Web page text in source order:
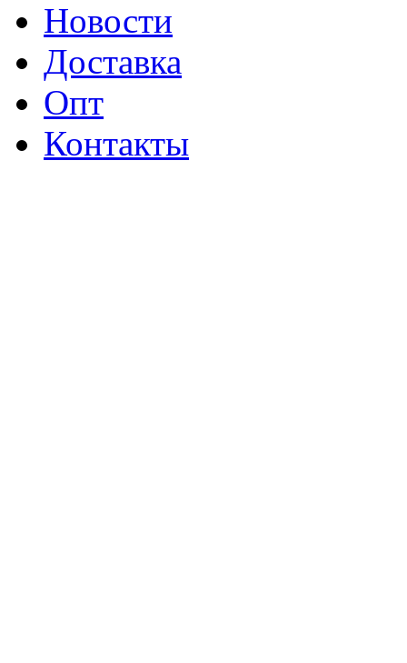
Новости
Доставка
Опт
Контакты